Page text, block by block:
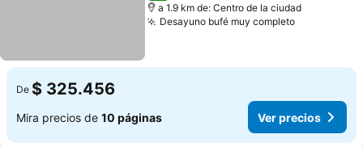
a 1.9 km de: Centro de la ciudad
Desayuno bufé muy completoVer
De $ 325.456
Mira precios de 10 páginas Ver precios